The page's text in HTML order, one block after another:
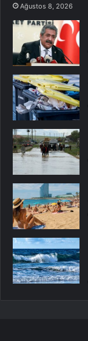
Ağustos 8, 2026